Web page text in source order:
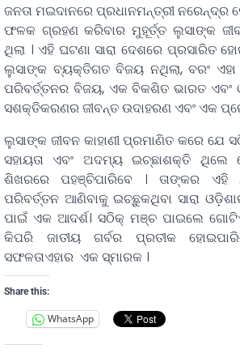
ଜନତା ମଇଦାନରେ ପ୍ରଧାନମନ୍ତ୍ରୀ ନରେନ୍ଦ୍ର
ଫଳକ ଗ୍ରହଣ କରିବାର ମୁହୂର୍ତ୍ତ ଲୁସାଙ୍କ
ଥିଲା । ଏହି ଘଟଣା ସାରା ଦେଶରେ ପ୍ରସାରିତ
ଲୁସାଙ୍କ ବ୍ୟକ୍ତିଗତ ବିଜୟ ନଥିଲା, ବରଂ
ପରିବର୍ତ୍ତନର ବିଜୟ, ଏକ ବିକଶିତ ଭାରତ ଏବଂ
ସଶକ୍ତିକରଣର ଜୀବନ୍ତ ଉଦାହରଣ ଏବଂ ଏକ
ଲୁସାଙ୍କ ଜୀବନ କାହାଣୀ ପ୍ରମାଣିତ କରେ ଯେ
ସହାୟତା ଏବଂ ଅଦମ୍ୟ ଇଚ୍ଛାଶକ୍ତି ଥିଲେ
ଶିଖରରେ ପହଞ୍ଚିପାରିବେ । ତାଙ୍କର ଏହି
ପରିବର୍ତ୍ତନ ଆଣିବାକୁ ଇଚ୍ଛୁକଥିବା ସାରା
ପାଇଁ ଏକ ଆଦର୍ଶ। ସଠିକ୍ ମଞ୍ଚ ପାଇଲେ
କିପରି ଜାତୀୟ ଗର୍ବର ପ୍ରତୀକ
ସଫଳତାଏହାର ଏକ ସ୍ମାରକ ।
Share this:
WhatsApp